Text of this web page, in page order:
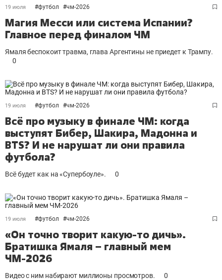
19 июля #футбол #чм-2026
Магия Месси или система Испании?
Главное перед финалом ЧМ
Ямаля беспокоит травма, глава Аргентины не приедет к Трампу.
0
19 июля #футбол #чм-2026
Всё про музыку в финале ЧМ: когда
выступят Бибер, Шакира, Мадонна и
BTS? И не нарушат ли они правила
футбола?
Всё будет как на «Супербоуле». 0
19 июля #футбол #чм-2026
«Он точно творит какую-то дичь».
Братишка Ямаля – главный мем
ЧМ-2026
Видео с ним набирают миллионы просмотров. 0